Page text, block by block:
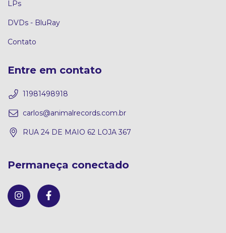
LPs
DVDs - BluRay
Contato
Entre em contato
11981498918
carlos@animalrecords.com.br
RUA 24 DE MAIO 62 LOJA 367
Permaneça conectado